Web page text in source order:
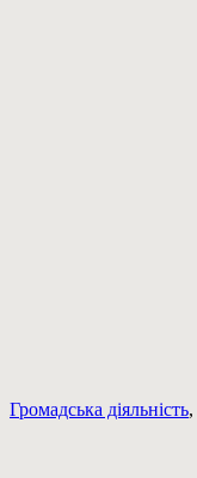
Громадська діяльність,